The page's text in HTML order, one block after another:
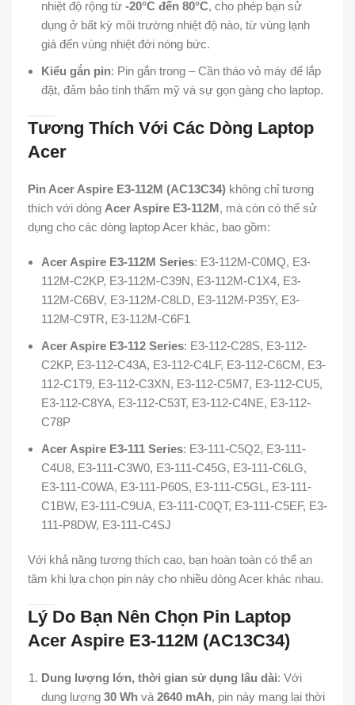
nhiệt độ rộng từ -20°C đến 80°C, cho phép bạn sử
dụng ở bất kỳ môi trường nhiệt độ nào, từ vùng lạnh
giá đến vùng nhiệt đới nóng bức.
Kiểu gắn pin: Pin gắn trong – Cần tháo vỏ máy để lắp
đặt, đảm bảo tính thẩm mỹ và sự gọn gàng cho laptop.
Tương Thích Với Các Dòng Laptop
Acer
Pin Acer Aspire E3-112M (AC13C34) không chỉ tương
thích với dòng Acer Aspire E3-112M, mà còn có thể sử
dụng cho các dòng laptop Acer khác, bao gồm:
Acer Aspire E3-112M Series: E3-112M-C0MQ, E3-
112M-C2KP, E3-112M-C39N, E3-112M-C1X4, E3-
112M-C6BV, E3-112M-C8LD, E3-112M-P35Y, E3-
112M-C9TR, E3-112M-C6F1
Acer Aspire E3-112 Series: E3-112-C28S, E3-112-
C2KP, E3-112-C43A, E3-112-C4LF, E3-112-C6CM, E3-
112-C1T9, E3-112-C3XN, E3-112-C5M7, E3-112-CU5,
E3-112-C8YA, E3-112-C53T, E3-112-C4NE, E3-112-
C78P
Acer Aspire E3-111 Series: E3-111-C5Q2, E3-111-
C4U8, E3-111-C3W0, E3-111-C45G, E3-111-C6LG,
E3-111-C0WA, E3-111-P60S, E3-111-C5GL, E3-111-
C1BW, E3-111-C9UA, E3-111-C0QT, E3-111-C5EF, E3-
111-P8DW, E3-111-C4SJ
Với khả năng tương thích cao, bạn hoàn toàn có thể an
tâm khi lựa chọn pin này cho nhiều dòng Acer khác nhau.
Lý Do Bạn Nên Chọn Pin Laptop
Acer Aspire E3-112M (AC13C34)
Dung lượng lớn, thời gian sử dụng lâu dài: Với
dung lượng 30 Wh và 2640 mAh, pin này mang lại thời